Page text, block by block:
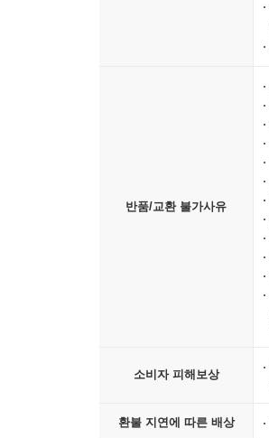
반품/교환 불가사유
소비자 피해보상
환불 지연에 따른 배상